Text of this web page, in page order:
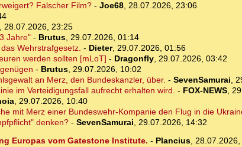
Falscher Film?- Joe68, 28.07.2026, 23:06
28.07.2026, 23:25
Jahre"- Brutus, 29.07.2026, 01:14
Wehrstrafgesetz. - Dieter, 29.07.2026, 01:56
werden sollten [mLoT] - Dragonfly, 29.07.2026, 03:42
- Brutus, 29.07.2026, 10:02
an Merz, den Bundeskanzler, über. - SevenSamurai,
im Verteidigungsfall aufrecht erhalten wird. - FOX-NEWS,
, 29.07.2026, 10:40
mit Merz einer Bundeswehr-Kompanie den Flug in die
denken?- SevenSamurai, 29.07.2026, 14:32
Europas vom Gatestone Institute. - Plancius,